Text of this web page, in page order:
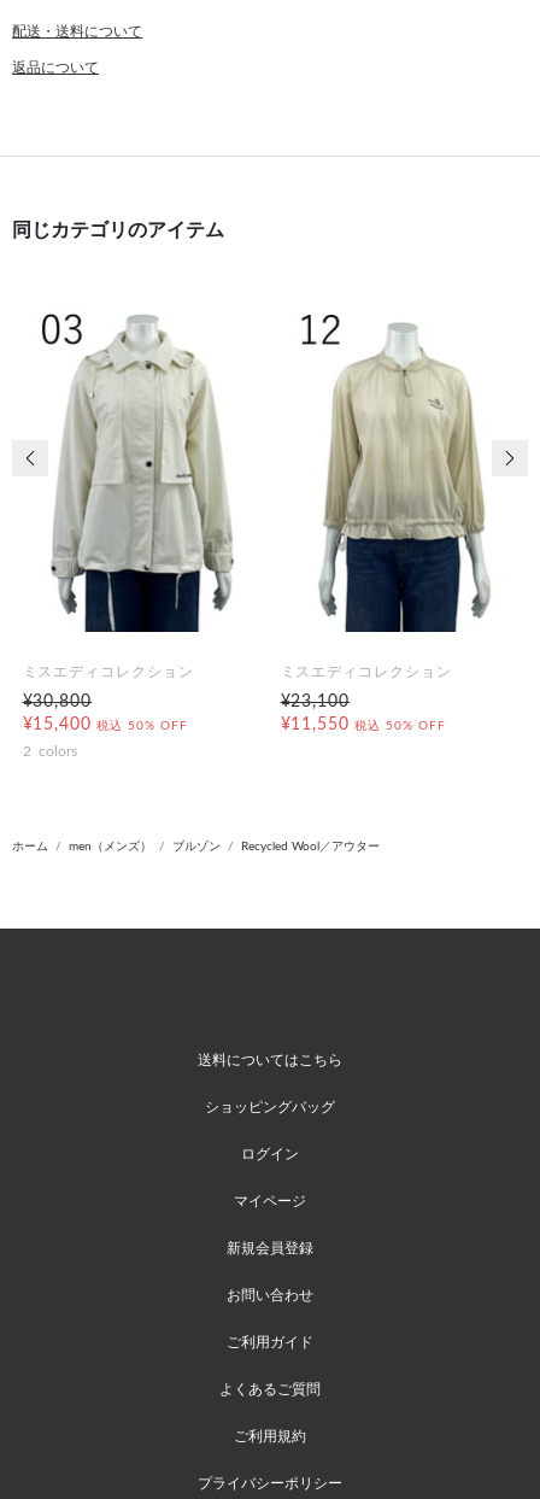
配送・送料について
返品について
同じカテゴリのアイテム
ミスエディコレクション
¥30,800
¥15,400 税込 50% OFF
2 colors
ミスエディコレクション
¥23,100
¥11,550 税込 50% OFF
前の画像
ホーム men（メンズ） ブルゾン Recycled Wool／アウター
送料についてはこちら
ショッピングバッグ
ログイン
マイページ
新規会員登録
お問い合わせ
ご利用ガイド
よくあるご質問
ご利用規約
プライバシーポリシー